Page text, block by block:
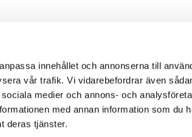
innehållet och annonserna till
vår trafik. Vi vidarebefordrar även
medier och annons- och
med annan information som du
deras tjänster.